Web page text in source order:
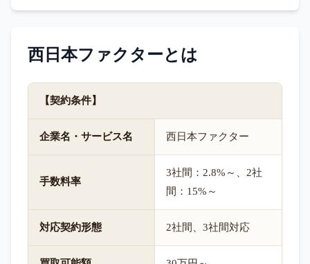
西日本ファクターとは
【契約条件】
企業名・サービス名 西日本ファクター
手数料率
3社間：2.8%～、2社
間：15%～
対応契約形態 2社間、3社間対応